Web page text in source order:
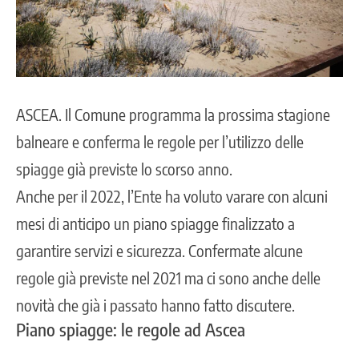
ASCEA. Il Comune programma la prossima stagione
balneare e conferma le regole per l’utilizzo delle
spiagge già previste lo scorso anno.
Anche per il 2022, l’Ente ha voluto varare con alcuni
mesi di anticipo un piano spiagge finalizzato a
garantire servizi e sicurezza. Confermate alcune
regole già previste nel 2021 ma ci sono anche delle
novità che già i passato hanno fatto discutere.
Piano spiagge: le regole ad Ascea